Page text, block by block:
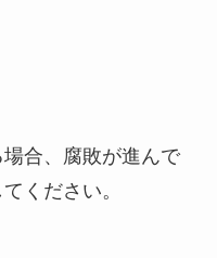
合、腐敗が進んで
ください。